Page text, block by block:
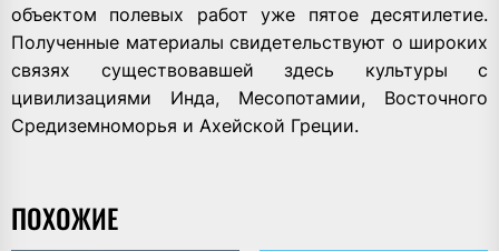
объектом полевых работ уже пятое десятилетие.
Полученные материалы свидетельствуют о широких
связях существовавшей здесь культуры с
цивилизациями Инда, Месопотамии, Восточного
Средиземноморья и Ахейской Греции.
ПОХОЖИЕ